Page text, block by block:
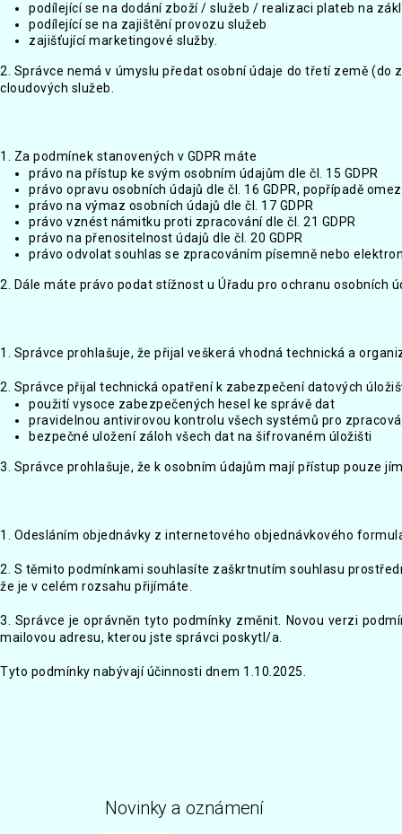
podílející se na dodání zboží / služeb / realizaci plateb na
podílející se na zajištění provozu služeb
zajišťující marketingové služby.
2. Správce nemá v úmyslu předat osobní údaje do třetí země
cloudových služeb.
1. Za podmínek stanovených v GDPR máte
právo na přístup ke svým osobním údajům dle čl. 15 GDPR
právo opravu osobních údajů dle čl. 16 GDPR, popřípadě
právo na výmaz osobních údajů dle čl. 17 GDPR
právo vznést námitku proti zpracování dle čl. 21 GDPR
právo na přenositelnost údajů dle čl. 20 GDPR
právo odvolat souhlas se zpracováním písemně nebo
2. Dále máte právo podat stížnost u Úřadu pro ochranu osobních
1. Správce prohlašuje, že přijal veškerá vhodná technická a
2. Správce přijal technická opatření k zabezpečení datových
použití vysoce zabezpečených hesel ke správě dat
pravidelnou antivirovou kontrolu všech systémů pro
bezpečné uložení záloh všech dat na šifrovaném úložišti
3. Správce prohlašuje, že k osobním údajům mají přístup pouze
1. Odesláním objednávky z internetového objednávkového
2. S těmito podmínkami souhlasíte zaškrtnutím souhlasu
že je v celém rozsahu přijímáte.
3. Správce je oprávněn tyto podmínky změnit. Novou verzi
mailovou adresu, kterou jste správci poskytl/a.
Tyto podmínky nabývají účinnosti dnem 1.10.2025.
Novinky a oznámení